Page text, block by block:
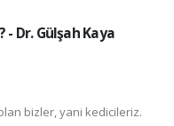
- Dr. Gülşah Kaya
bizler, yani kedicileriz.